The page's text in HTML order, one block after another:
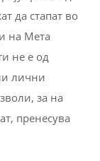
да стапат во
на Мета
не е од
лични
за на
пренесува